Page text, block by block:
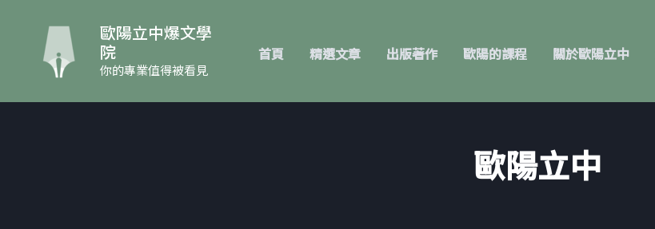
容
歐陽立中爆文學
院
你的專業值得被看見
首頁 精選文章 出版著作 歐陽的課程 關於歐陽立中
歐陽立中